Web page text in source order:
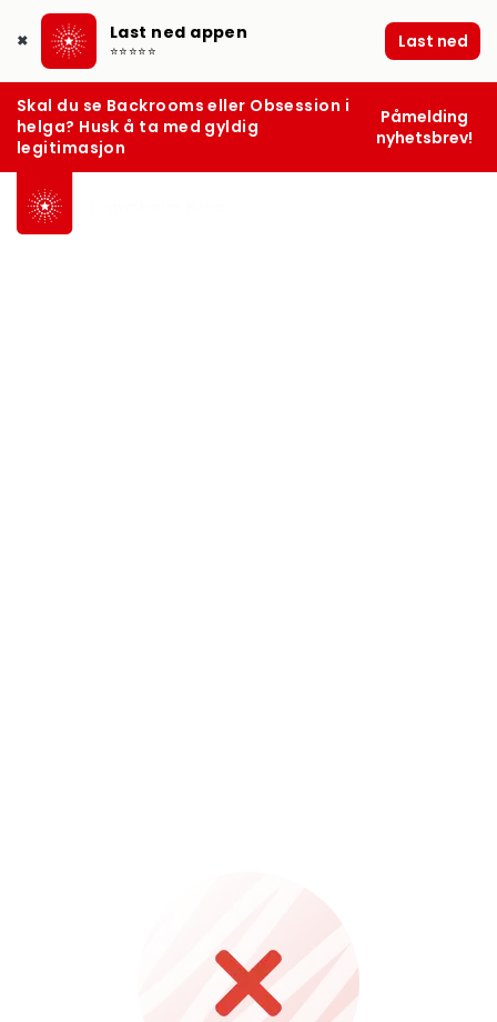
✖ Last ned appen
⭐⭐⭐⭐⭐ Last ned
Skal du se Backrooms eller Obsession i
helga? Husk å ta med gyldig
legitimasjon
Påmelding
nyhetsbrev!